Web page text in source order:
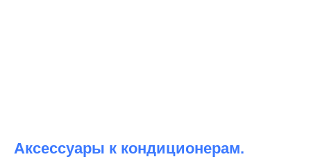
Аксессуары к кондиционерам.